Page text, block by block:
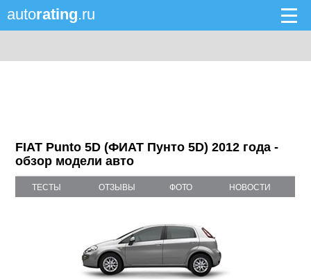
autorating.ru
FIAT Punto 5D (ФИАТ Пунто 5D) 2012 года -
обзор модели авто
ТЕСТЫ ОТЗЫВЫ ФОТО НОВОСТИ